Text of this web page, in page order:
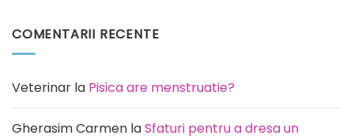
predispusă
Pisica
la
rutină
COMENTARII RECENTE
Veterinar la Pisica are menstruatie?
Gherasim Carmen laSfaturi pentru a dresa un